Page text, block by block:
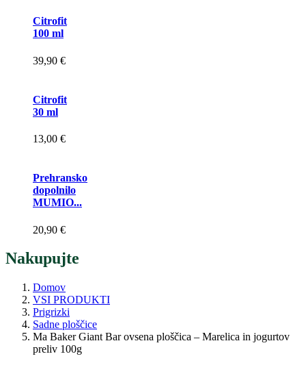
Citrofit
100 ml
39,90 €
Citrofit
30 ml
13,00 €
Prehransko
dopolnilo
MUMIO...
20,90 €
Nakupujte
Domov
VSI PRODUKTI
Prigrizki
Sadne ploščice
Ma Baker Giant Bar ovsena ploščica – Marelica in jogurtov
preliv 100g